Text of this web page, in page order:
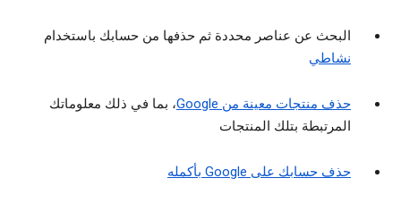
البحث عن عناصر محددة ثم حذفها من حسابك باستخدام
نشاطي
حذف منتجات معينة من Google
، بما في ذلك معلوماتك
المرتبطة بتلك المنتجات
حذف حسابك على Google بأكمله